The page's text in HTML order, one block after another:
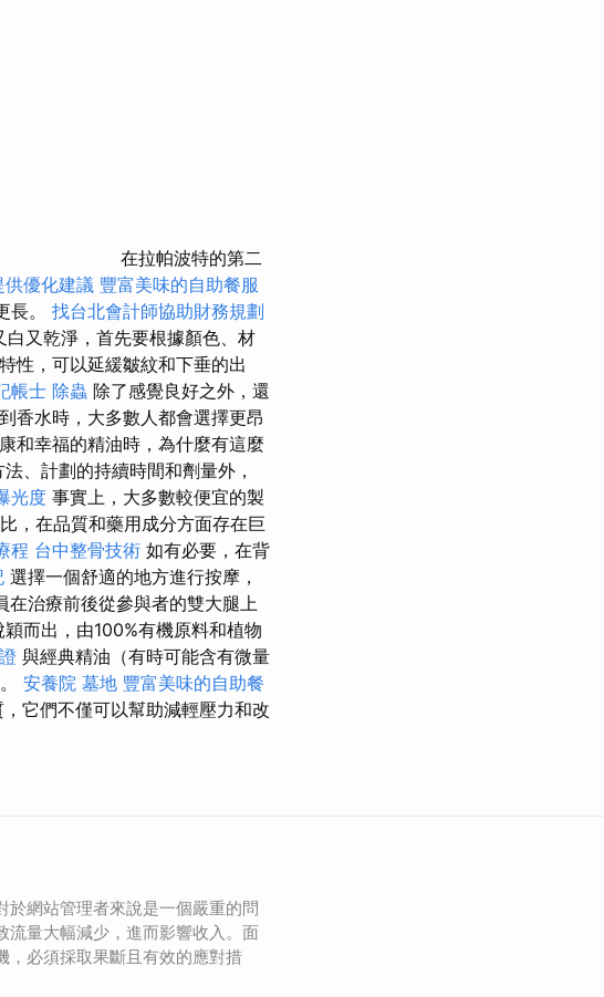
在拉帕波特的第二
供優化建議 豐富美味的自助餐服
長。 找台北會計師協助財務規劃
白又乾淨，首先要根據顏色、材
性，可以延緩皺紋和下垂的出
帳士 除蟲 除了感覺良好之外，還
香水時，大多數人都會選擇更昂
和幸福的精油時，為什麼有這麼
、計劃的持續時間和劑量外，
光度 事實上，大多數較便宜的製
，在品質和藥用成分方面存在巨
程 台中整骨技術 如有必要，在背
選擇一個舒適的地方進行按摩，
在治療前後從參與者的雙大腿上
而出，由100%有機原料和植物
與經典精油（有時可能含有微量
安養院 墓地 豐富美味的自助餐
它們不僅可以幫助減輕壓力和改
於網站管理者來說是一個嚴重的問
流量大幅減少，進而影響收入。面
，必須採取果斷且有效的應對措